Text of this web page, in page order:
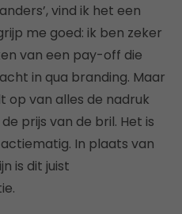
vind ik het een
me goed: ik ben zeker
van een pay-off die
in qua branding. Maar
op van alles de nadruk
prijs van de bril. Het is
In plaats van
is dit juist